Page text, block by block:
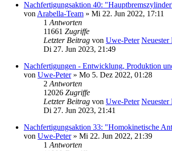
Nachfertigungsaktion 40:
von Arabella-Team » Mi 22. Jun 2022, 17:11
1 Antworten
11661 Zugriffe
Letzter Beitrag von Uwe-Peter Neuester
Di 27. Jun 2023, 21:49
Nachfertigungen - Entwicklung, Produktion
von Uwe-Peter» Mo 5. Dez 2022, 01:28
2 Antworten
12026 Zugriffe
Letzter Beitrag von Uwe-Peter Neuester
Di 27. Jun 2023, 21:41
Nachfertigungsaktion 33: "Homokinetische
von Uwe-Peter» Mi 22. Jun 2022, 21:39
1 Antworten